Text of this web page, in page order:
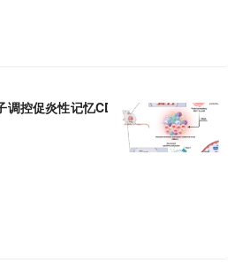
控促炎性记忆CD + T细胞的组织驻留